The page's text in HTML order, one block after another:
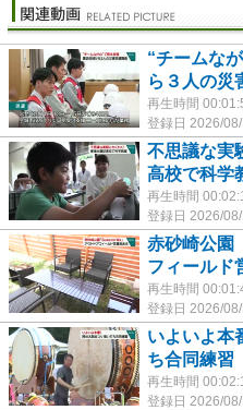
“チームな
ら３人の災
再生時間
登録日 2026/
不思議な実
高校で科学
再生時間
登録日 2026/
赤砂崎公園
フィールド
再生時間
登録日 2026/
いよいよ本
ち合同練習
再生時間
登録日 2026/